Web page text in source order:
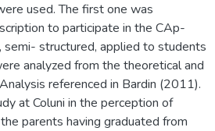
used. The first one was
to participate in the CAp-
semi- structured, applied to students
analyzed from the theoretical and
referenced in Bardin (2011).
at Coluni in the perception of
parents having graduated from